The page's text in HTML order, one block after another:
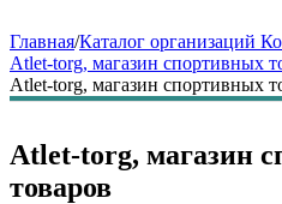
Главная/Каталог организаций
Atlet-torg, магазин спортивных
Atlet-torg, магазин спортивных
Atlet-torg, магазин
товаров